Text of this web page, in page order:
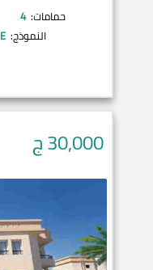
حمامات: 4
النموذج: E
30,000ج